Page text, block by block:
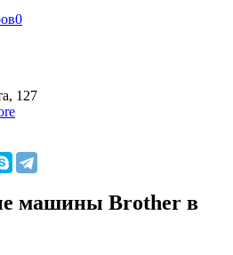
0
127
машины Brother в